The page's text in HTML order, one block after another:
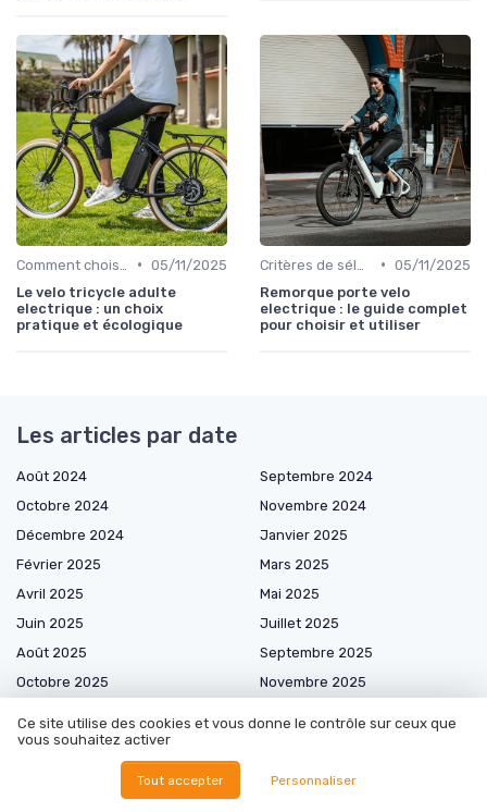
• 05/11/2025
Le velo tricycle adulte
electrique : un choix
pratique et écologique
• 05/11/2025
Remorque porte velo
electrique : le guide complet
pour choisir et utiliser
Les articles par date
Août 2024
Septembre 2024
Octobre 2024
Novembre 2024
Décembre 2024
Janvier 2025
Février 2025
Mars 2025
Avril 2025
Mai 2025
Juin 2025
Juillet 2025
Août 2025
Septembre 2025
Octobre 2025
Novembre 2025
Avril 2026
Ce site utilise des cookies et vous donne le contrôle sur ceux que
vous souhaitez activer
Tout accepter Personnaliser